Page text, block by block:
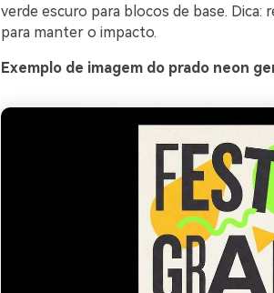
verde escuro para blocos de base.
para manter o impacto.
Exemplo de imagem do prado neon